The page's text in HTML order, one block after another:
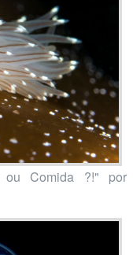
ou Comida ?!" por